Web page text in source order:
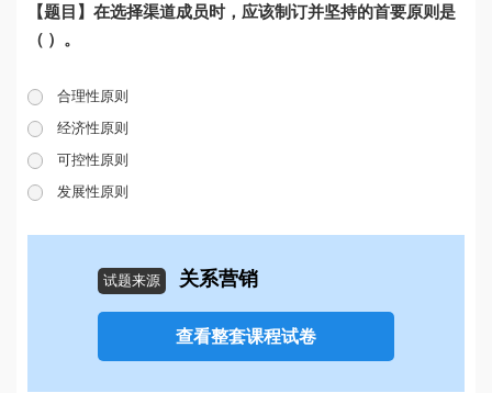
【题目】在选择渠道成员时，应该制订并坚持的首要原则是
（ ）。
合理性原则
经济性原则
可控性原则
发展性原则
试题来源 关系营销
查看整套课程试卷